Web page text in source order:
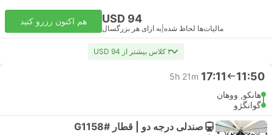
USD 94
مالیات‌ها لحاظ شده به ازای هر بزرگسال
هم اکنون رزرو کنید
۳ کلاس بیشتر از USD 94
11:50
17:11
5h 21m
هانکو, ووهان
گوانگژو
صندلی درجه دو | قطار #G1158